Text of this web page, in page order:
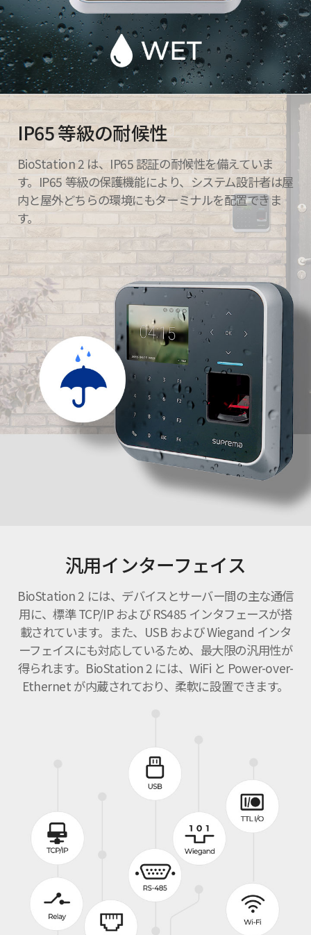
IP65 等級の耐候性
BioStation 2 は、IP65 認証の耐候性を備えていま
す。IP65 等級の保護機能により、システム設計者は屋
内と屋外どちらの環境にもターミナルを配置できま
す。
汎用インターフェイス
BioStation 2 には、デバイスとサーバー間の主な通信
用に、標準 TCP/IP および RS485 インタフェースが搭
載されています。また、USB および Wiegand インタ
ーフェイスにも対応しているため、最大限の汎用性が
得られます。BioStation 2 には、WiFi と Power-over-
Ethernet が内蔵されており、柔軟に設置できます。